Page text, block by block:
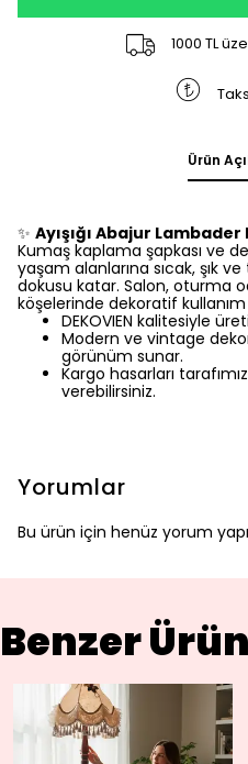
1000 TL
Ürün
✨ Ayışığı Abajur
Kumaş kaplama şapkası ve
yaşam alanlarına sıcak, şık
dokusu katar. Salon, oturma
köşelerinde dekoratif
DEKOVIEN kalitesiyle
Modern ve vintage
görünüm sunar.
Kargo hasarları
verebilirsiniz.
Yorumlar
Bu ürün için henüz yorum
Benzer